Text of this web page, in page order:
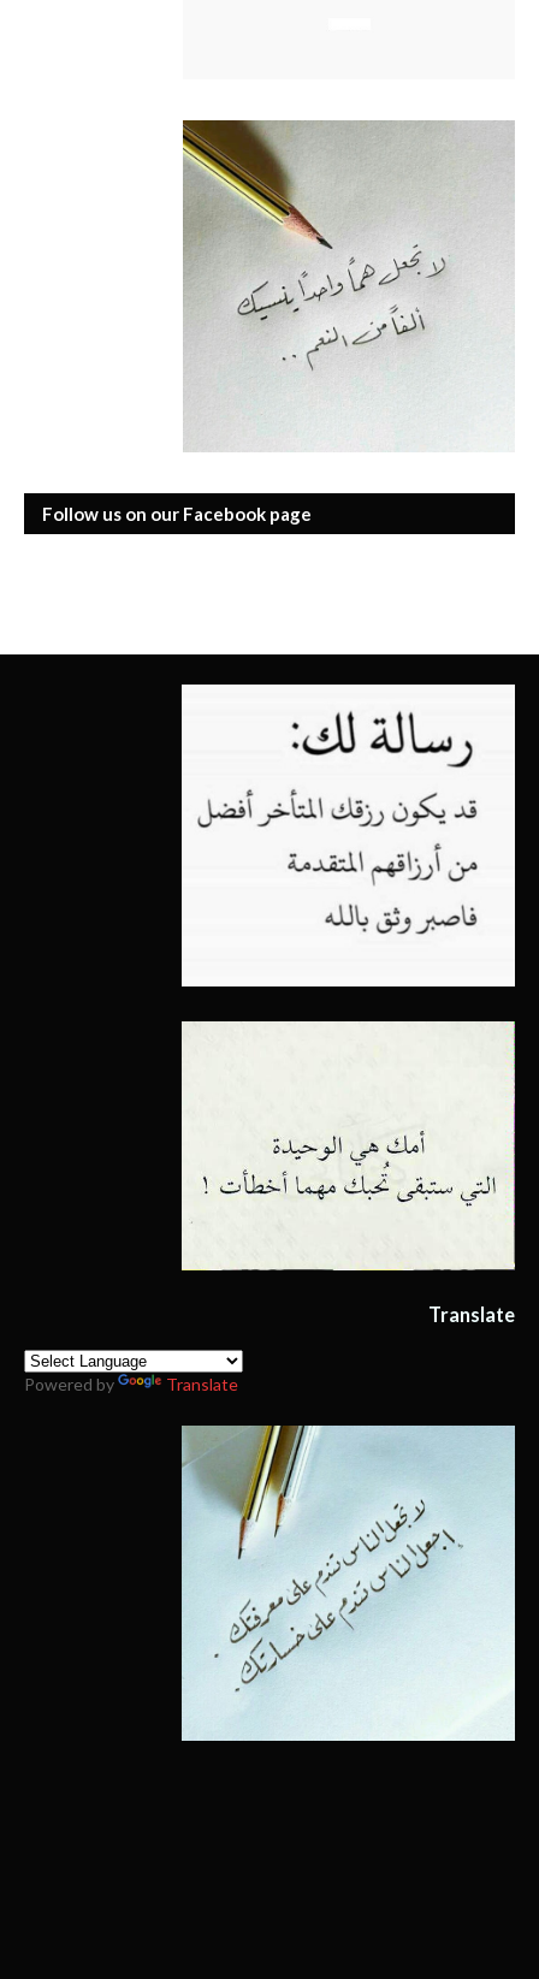
Follow us on our Facebook page
Translate
Powered by Translate